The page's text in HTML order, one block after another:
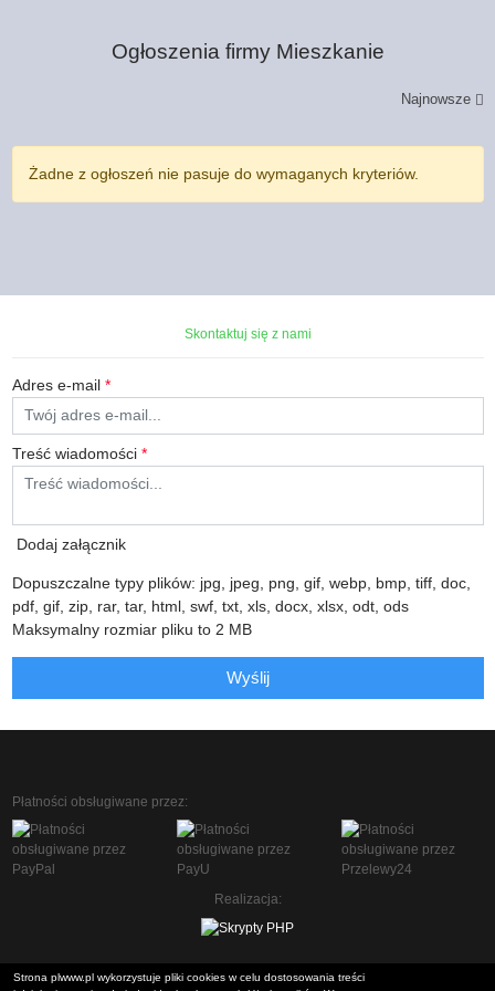
Ogłoszenia firmy Mieszkanie
Najnowsze
Żadne z ogłoszeń nie pasuje do wymaganych kryteriów.
Skontaktuj się z nami
Adres e-mail *
Treść wiadomości *
Dodaj załącznik
Dopuszczalne typy plików: jpg, jpeg, png, gif, webp, bmp, tiff, doc,
pdf, gif, zip, rar, tar, html, swf, txt, xls, docx, xlsx, odt, ods
Maksymalny rozmiar pliku to 2 MB
Wyślij
Płatności obsługiwane przez:
Realizacja:
Strona plwww.pl wykorzystuje pliki cookies w celu dostosowania treści